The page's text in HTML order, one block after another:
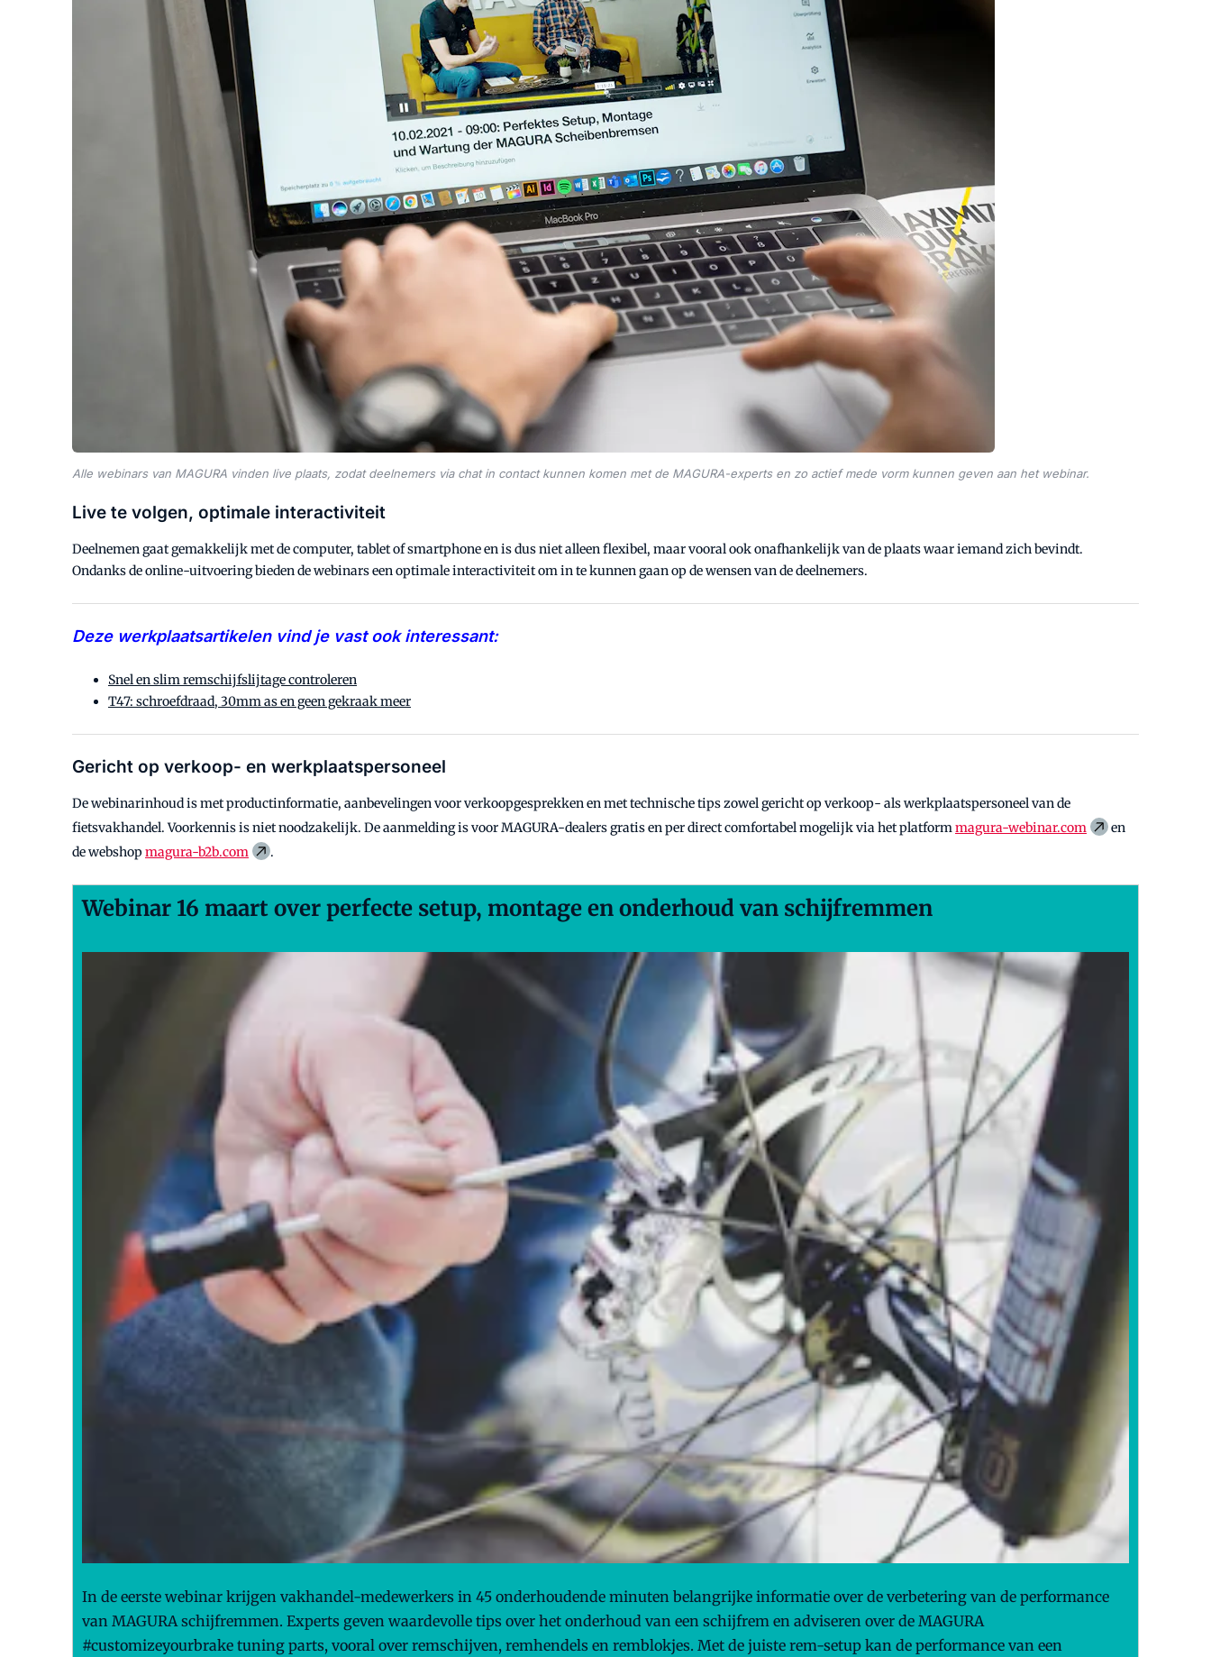
Alle webinars van MAGURA vinden live plaats, zodat deelnemers via chat in contact kunnen komen met de MAGURA-experts en zo actief mede vorm kunnen geven aan het webinar.
Live te volgen, optimale interactiviteit
Deelnemen gaat gemakkelijk met de computer, tablet of smartphone en is dus niet alleen flexibel, maar vooral ook onafhankelijk van de plaats waar iemand zich bevindt.
Ondanks de online-uitvoering bieden de webinars een optimale interactiviteit om in te kunnen gaan op de wensen van de deelnemers.
Deze werkplaatsartikelen vind je vast ook interessant:
Snel en slim remschijfslijtage controleren
T47: schroefdraad, 30mm as en geen gekraak meer
Gericht op verkoop- en werkplaatspersoneel
De webinarinhoud is met productinformatie, aanbevelingen voor verkoopgesprekken en met technische tips zowel gericht op verkoop- als werkplaatspersoneel van de
fietsvakhandel. Voorkennis is niet noodzakelijk. De aanmelding is voor MAGURA-dealers gratis en per direct comfortabel mogelijk via het platformmagura-webinar.com
en
de webshop magura-b2b.com .
Webinar 16 maart over perfecte setup, montage en onderhoud van schijfremmen
In de eerste webinar krijgen vakhandel-medewerkers in 45 onderhoudende minuten belangrijke informatie over de verbetering van de performance
van MAGURA schijfremmen. Experts geven waardevolle tips over het onderhoud van een schijfrem en adviseren over de MAGURA
#customizeyourbrake tuning parts, vooral over remschijven, remhendels en remblokjes. Met de juiste rem-setup kan de performance van een